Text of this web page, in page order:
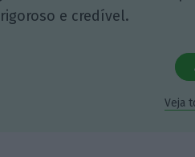
rigoroso e credível.
Veja